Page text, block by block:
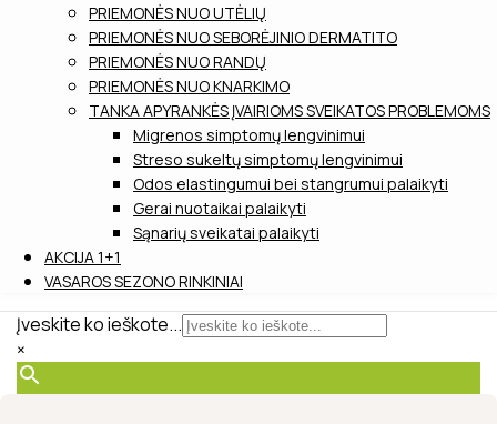
PRIEMONĖS NUO UTĖLIŲ
PRIEMONĖS NUO SEBORĖJINIO DERMATITO
PRIEMONĖS NUO RANDŲ
PRIEMONĖS NUO KNARKIMO
TANKA APYRANKĖS ĮVAIRIOMS SVEIKATOS PROBLEMOMS
Migrenos simptomų lengvinimui
Streso sukeltų simptomų lengvinimui
Odos elastingumui bei stangrumui palaikyti
Gerai nuotaikai palaikyti
Sąnarių sveikatai palaikyti
AKCIJA 1+1
VASAROS SEZONO RINKINIAI
Įveskite ko ieškote...
×